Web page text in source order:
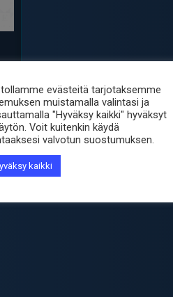
evästeitä tarjotaksemme
muistamalla valintasi ja
"Hyväksy kaikki" hyväksyt
Voit kuitenkin käydä
valvotun suostumuksen.
kaikki